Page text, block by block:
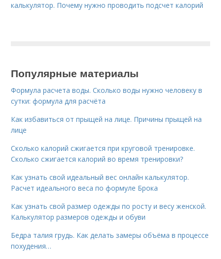
калькулятор. Почему нужно проводить подсчет калорий
Популярные материалы
Формула расчета воды. Сколько воды нужно человеку в
сутки: формула для расчёта
Как избавиться от прыщей на лице. Причины прыщей на
лице
Сколько калорий сжигается при круговой тренировке.
Сколько сжигается калорий во время тренировки?
Как узнать свой идеальный вес онлайн калькулятор.
Расчет идеального веса по формуле Брока
Как узнать свой размер одежды по росту и весу женской.
Калькулятор размеров одежды и обуви
Бедра талия грудь. Как делать замеры объёма в процессе
похудения…